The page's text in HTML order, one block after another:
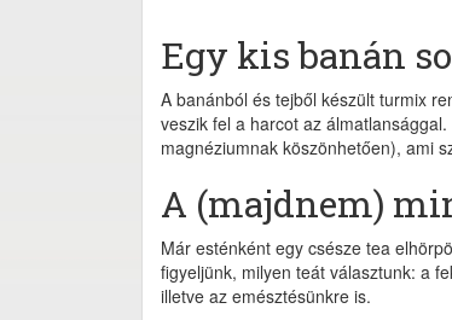
Egy kis banán
A banánból és tejből készült turmix
veszik fel a harcot az
magnéziumnak köszönhetően), ami
A (majdnem)
Már esténként egy csésze tea
figyeljünk, milyen teát választunk: a
illetve az emésztésünkre is.